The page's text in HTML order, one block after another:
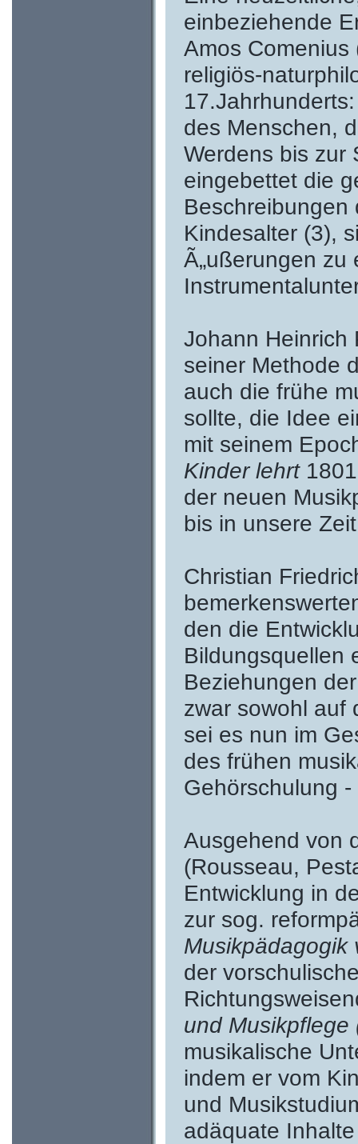
einbeziehende
Amos Comenius
religiös-
des Menschen,
Werdens bis zur
eingebettet die
Beschreibungen
Kindesalter (3),
Ã„ußerungen zu
Johann Heinrich
seiner Methode
auch die frühe
sollte, die Idee
mit seinem
Kinder lehrt1801
der neuen
bis in unsere
Christian
den die
Bildungsquellen
Beziehungen
zwar sowohl auf
sei es nun im
des frühen
Gehörschulung
Ausgehend von
(Rousseau,
Entwicklung in
zur sog.
der
und Musikpflege
musikalische
indem er vom
und
adäquate